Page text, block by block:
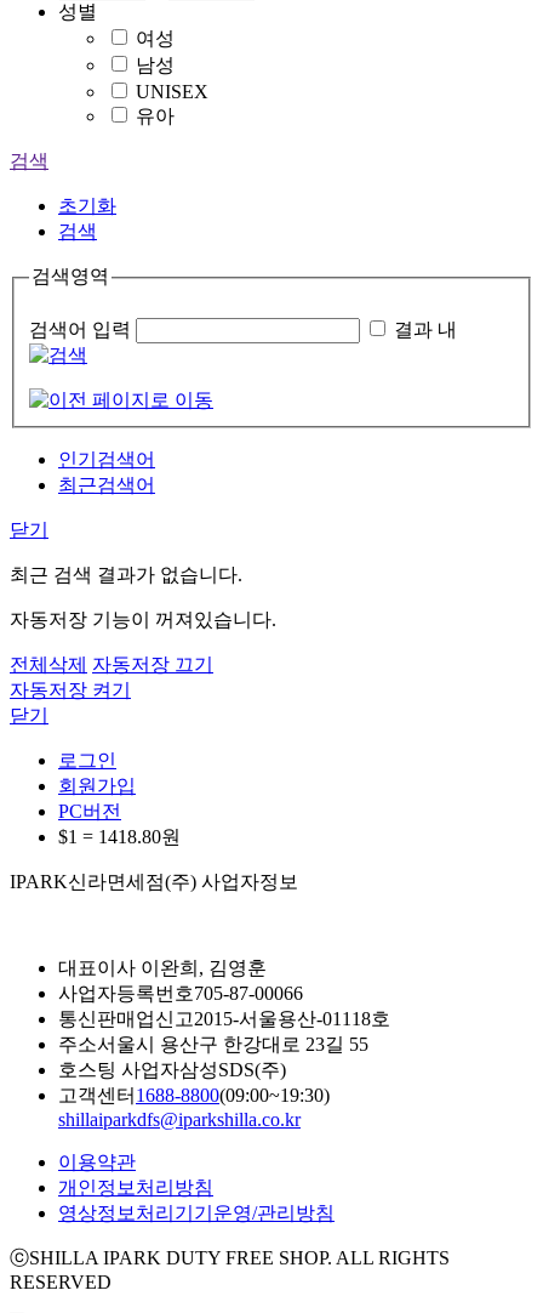
성별
여성
남성
UNISEX
유아
검색
초기화
검색
검색영역
검색어 입력 결과 내
인기검색어
최근검색어
닫기
최근 검색 결과가 없습니다.
자동저장 기능이 꺼져있습니다.
전체삭제 자동저장 끄기
자동저장 켜기
닫기
로그인
회원가입
PC버전
$1 = 1418.80원
IPARK신라면세점(주) 사업자정보
대표이사 이완희, 김영훈
사업자등록번호705-87-00066
통신판매업신고2015-서울용산-01118호
주소서울시 용산구 한강대로 23길 55
호스팅 사업자삼성SDS(주)
고객센터 1688-8800(09:00~19:30)
shillaiparkdfs@iparkshilla.co.kr
이용약관
개인정보처리방침
영상정보처리기기운영/관리방침
ⓒSHILLA IPARK DUTY FREE SHOP. ALL RIGHTS
RESERVED